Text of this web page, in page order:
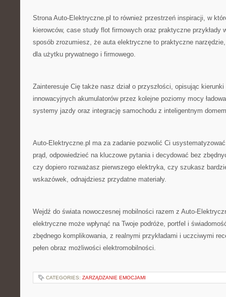
Strona Auto-Elektryczne.pl to również przestrzeń inspiracji, w
kierowców, case study flot firmowych oraz praktyczne przykłady
sposób zrozumiesz, że auta elektryczne to praktyczne
dla użytku prywatnego i firmowego.
Zainteresuje Cię także nasz dział o przyszłości, opisując
innowacyjnych akumulatorów przez kolejne poziomy mocy
systemy jazdy oraz integrację samochodu z inteligentnym
Auto-Elektryczne.pl ma za zadanie pozwolić Ci
prąd, odpowiedzieć na kluczowe pytania i decydować bez
czy dopiero rozważasz pierwszego elektryka, czy szukasz
wskazówek, odnajdziesz przydatne materiały.
Wejdź do świata nowoczesnej mobilności razem z Auto-
elektryczne może wpłynąć na Twoje podróże, portfel i
zbędnego komplikowania, z realnymi przykładami i uczciwymi
pełen obraz możliwości elektromobilności.
CATEGORIES: ZARZĄDZANIE EMOCJAMI